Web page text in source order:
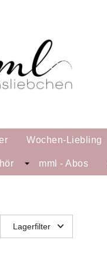
Wochen-Liebling
mml - Abos
Lagerfilter